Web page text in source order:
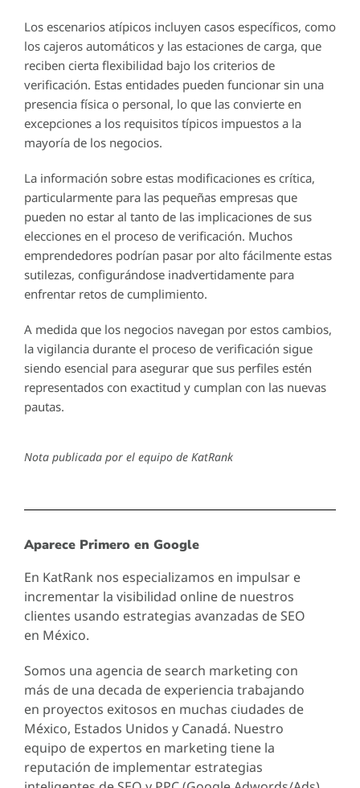
Los escenarios atípicos incluyen casos específicos, como
los cajeros automáticos y las estaciones de carga, que
reciben cierta flexibilidad bajo los criterios de
verificación. Estas entidades pueden funcionar sin una
presencia física o personal, lo que las convierte en
excepciones a los requisitos típicos impuestos a la
mayoría de los negocios.
La información sobre estas modificaciones es crítica,
particularmente para las pequeñas empresas que
pueden no estar al tanto de las implicaciones de sus
elecciones en el proceso de verificación. Muchos
emprendedores podrían pasar por alto fácilmente estas
sutilezas, configurándose inadvertidamente para
enfrentar retos de cumplimiento.
A medida que los negocios navegan por estos cambios,
la vigilancia durante el proceso de verificación sigue
siendo esencial para asegurar que sus perfiles estén
representados con exactitud y cumplan con las nuevas
pautas.
Nota publicada por el equipo de KatRank
Aparece Primero en Google
En KatRank nos especializamos en impulsar e
incrementar la visibilidad online de nuestros
clientes usando estrategias avanzadas de SEO
en México.
Somos una agencia de search marketing con
más de una decada de experiencia trabajando
en proyectos exitosos en muchas ciudades de
México, Estados Unidos y Canadá. Nuestro
equipo de expertos en marketing tiene la
reputación de implementar estrategias